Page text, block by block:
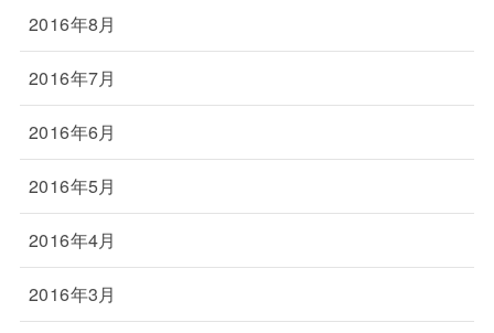
2016年8月
2016年7月
2016年6月
2016年5月
2016年4月
2016年3月